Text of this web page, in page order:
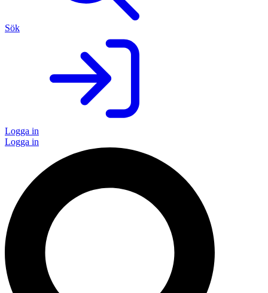
Sök
Logga in
Logga in